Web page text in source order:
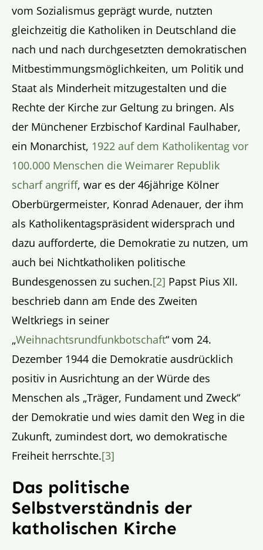
vom Sozialismus geprägt wurde, nutzten
gleichzeitig die Katholiken in Deutschland die
nach und nach durchgesetzten demokratischen
Mitbestimmungsmöglichkeiten, um Politik und
Staat als Minderheit mitzugestalten und die
Rechte der Kirche zur Geltung zu bringen. Als
der Münchener Erzbischof Kardinal Faulhaber,
ein Monarchist, 1922 auf dem Katholikentag vor
100.000 Menschen die Weimarer Republik
scharf angriff, war es der 46jährige Kölner
Oberbürgermeister, Konrad Adenauer, der ihm
als Katholikentagspräsident widersprach und
dazu aufforderte, die Demokratie zu nutzen, um
auch bei Nichtkatholiken politische
Bundesgenossen zu suchen.[2] Papst Pius XII.
beschrieb dann am Ende des Zweiten
Weltkriegs in seiner
„Weihnachtsrundfunkbotschaft“ vom 24.
Dezember 1944 die Demokratie ausdrücklich
positiv in Ausrichtung an der Würde des
Menschen als „Träger, Fundament und Zweck“
der Demokratie und wies damit den Weg in die
Zukunft, zumindest dort, wo demokratische
Freiheit herrschte.[3]
Das politische
Selbstverständnis der
katholischen Kirche